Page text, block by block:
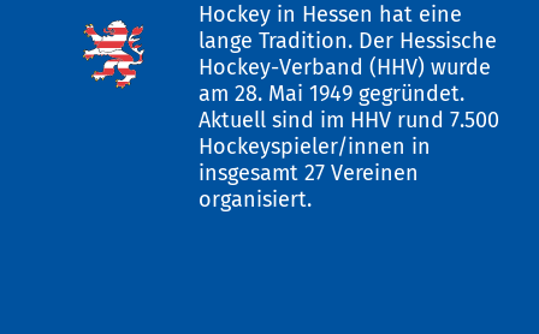
Hockey in Hessen hat eine
lange Tradition. Der Hessische
Hockey-Verband (HHV) wurde
am 28. Mai 1949 gegründet.
Aktuell sind im HHV rund 7.500
Hockeyspieler/innen in
insgesamt 27 Vereinen
organisiert.